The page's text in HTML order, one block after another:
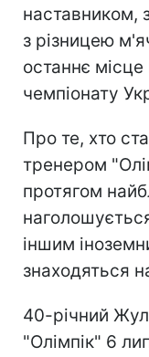
наставником,
з різницею
останнє місце
чемпіонату
Про те, хто
тренером
протягом
іншим
знаходяться
40-річний
"Олімпік" 6